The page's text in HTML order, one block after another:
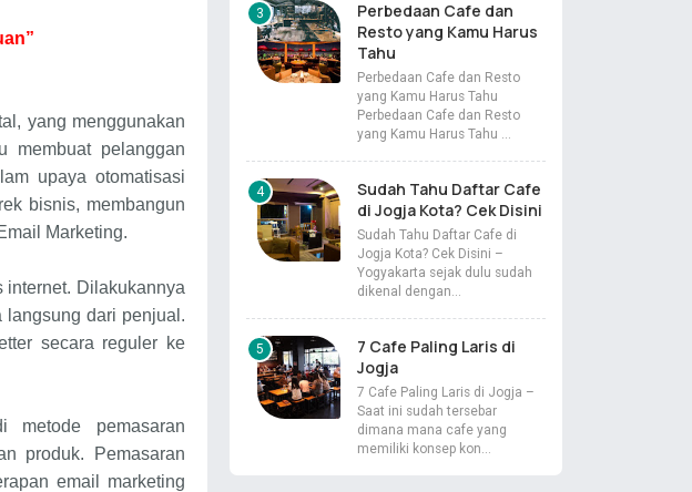
yang menggunakan
membuat pelanggan
upaya otomatisasi
bisnis, membangun
Marketing.
internet. Dilakukannya
langsung dari penjual.
secara reguler ke
pemasaran
produk. Pemasaran
email marketing
Perbedaan Cafe dan
Resto yang Kamu Harus
Tahu
Perbedaan Cafe dan Resto
yang Kamu Harus Tahu
Perbedaan Cafe dan Resto
yang Kamu Harus Tahu …
Sudah Tahu Daftar Cafe
di Jogja Kota? Cek Disini
Sudah Tahu Daftar Cafe di
Jogja Kota? Cek Disini –
Yogyakarta sejak dulu sudah
dikenal dengan…
7 Cafe Paling Laris di
Jogja
7 Cafe Paling Laris di Jogja –
Saat ini sudah tersebar
dimana mana cafe yang
memiliki konsep kon…